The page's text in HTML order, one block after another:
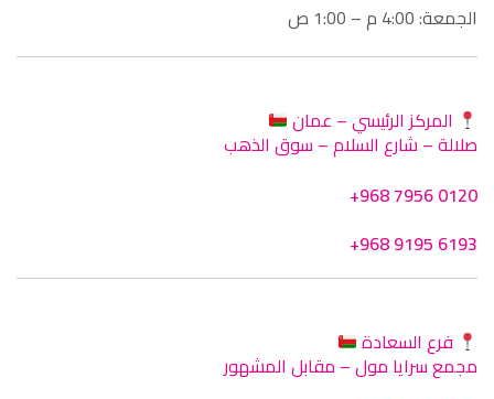
الجمعة: 4:00 م – 1:00 ص
المركز الرئيسي – عمان
صلالة – شارع السلام – سوق الذهب
+968 7956 0120
+968 9195 6193
فرع السعادة
مجمع سرايا مول – مقابل المشهور